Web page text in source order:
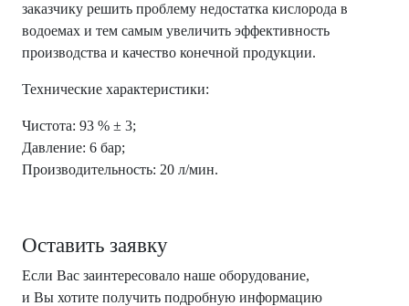
заказчику решить проблему недостатка кислорода в
водоемах и тем самым увеличить эффективность
производства и качество конечной продукции.
Технические характеристики:
Чистота: 93 % ± 3;
Давление: 6 бар;
Производительность: 20 л/мин.
Оставить заявку
Если Вас заинтересовало наше оборудование,
и Вы хотите получить подробную информацию